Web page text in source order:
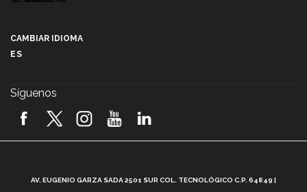
2026! (video)
CAMBIAR IDIOMA
ES
Síguenos
AV. EUGENIO GARZA SADA 2501 SUR COL. TECNOLÓGICO C.P. 64849 |